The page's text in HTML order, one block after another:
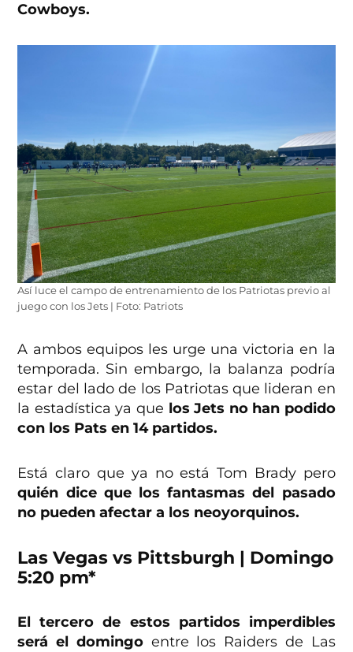
Cowboys.
Así luce el campo de entrenamiento de los Patriotas previo al
juego con los Jets | Foto: Patriots
A ambos equipos les urge una victoria en la
temporada. Sin embargo, la balanza podría
estar del lado de los Patriotas que lideran en
la estadística ya que los Jets no han podido
con los Pats en 14 partidos.
Está claro que ya no está Tom Brady pero
quién dice que los fantasmas del pasado
no pueden afectar a los neoyorquinos.
Las Vegas vs Pittsburgh | Domingo
5:20 pm*
El tercero de estos partidos imperdibles
será el domingo entre los Raiders de Las